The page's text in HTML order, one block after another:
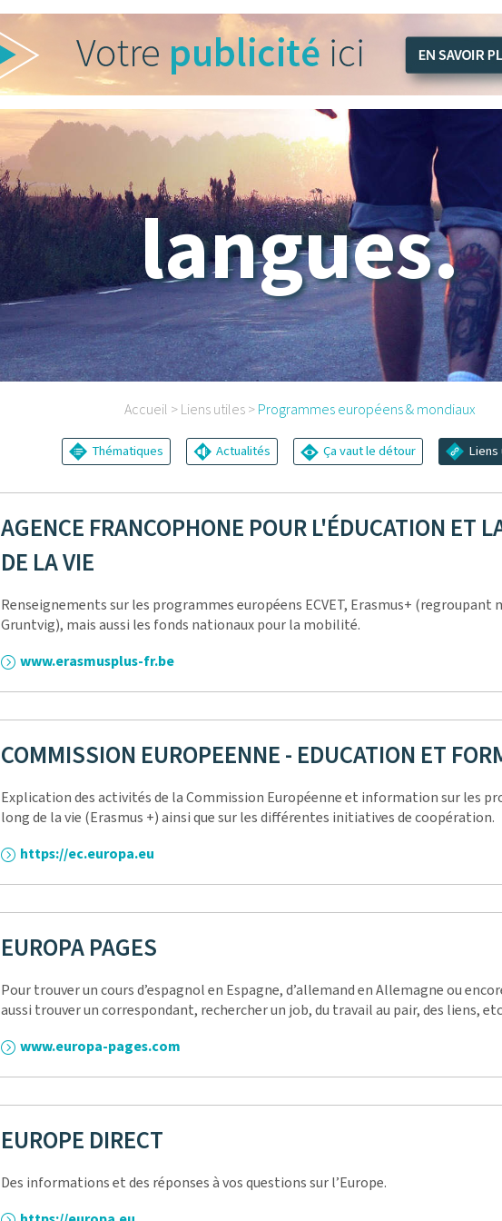
langues.
Accueil > Liens utiles >Programmes européens & mondiaux
Thématiques Actualités Ça vaut le détour
AGENCE FRANCOPHONE POUR L'ÉDUCATION ET
DE LA VIE
Renseignements sur les programmes européens ECVET, Erasmus+
Gruntvig), mais aussi les fonds nationaux pour la mobilité.
www.erasmusplus-fr.be
COMMISSION EUROPEENNE - EDUCATION ET
Explication des activités de la Commission Européenne et information sur les
long de la vie (Erasmus +) ainsi que sur les différentes initiatives de coopération.
https://ec.europa.eu
EUROPA PAGES
Pour trouver un cours d’espagnol en Espagne, d’allemand en Allemagne ou
aussi trouver un correspondant, rechercher un job, du travail au pair, des liens,
www.europa-pages.com
EUROPE DIRECT
Des informations et des réponses à vos questions sur l’Europe.